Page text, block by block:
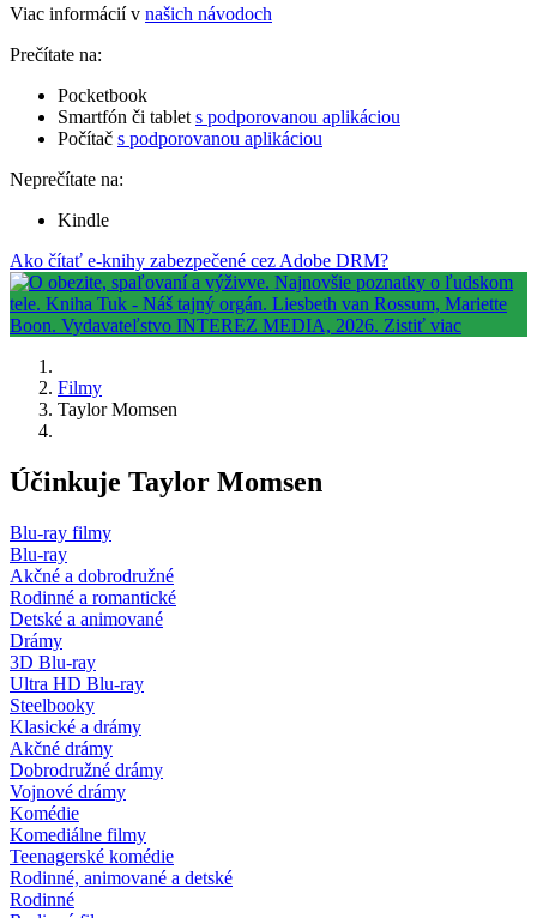
Viac informácií v našich návodoch
Prečítate na:
Pocketbook
Smartfón či tablet s podporovanou aplikáciou
Počítač s podporovanou aplikáciou
Neprečítate na:
Kindle
Ako čítať e-knihy zabezpečené cez Adobe DRM?
Filmy
Taylor Momsen
Účinkuje Taylor Momsen
Blu-ray filmy
Blu-ray
Akčné a dobrodružné
Rodinné a romantické
Detské a animované
Drámy
3D Blu-ray
Ultra HD Blu-ray
Steelbooky
Klasické a drámy
Akčné drámy
Dobrodružné drámy
Vojnové drámy
Komédie
Komediálne filmy
Teenagerské komédie
Rodinné, animované a detské
Rodinné